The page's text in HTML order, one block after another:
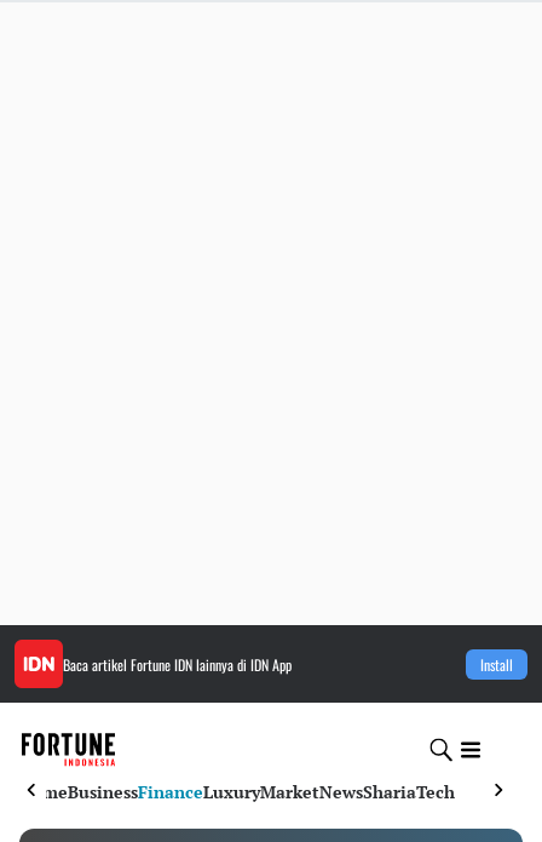
Baca artikel Fortune IDNlainnya di IDN App Install
HomeBusinessFinanceLuxuryMarketNewsShariaTech